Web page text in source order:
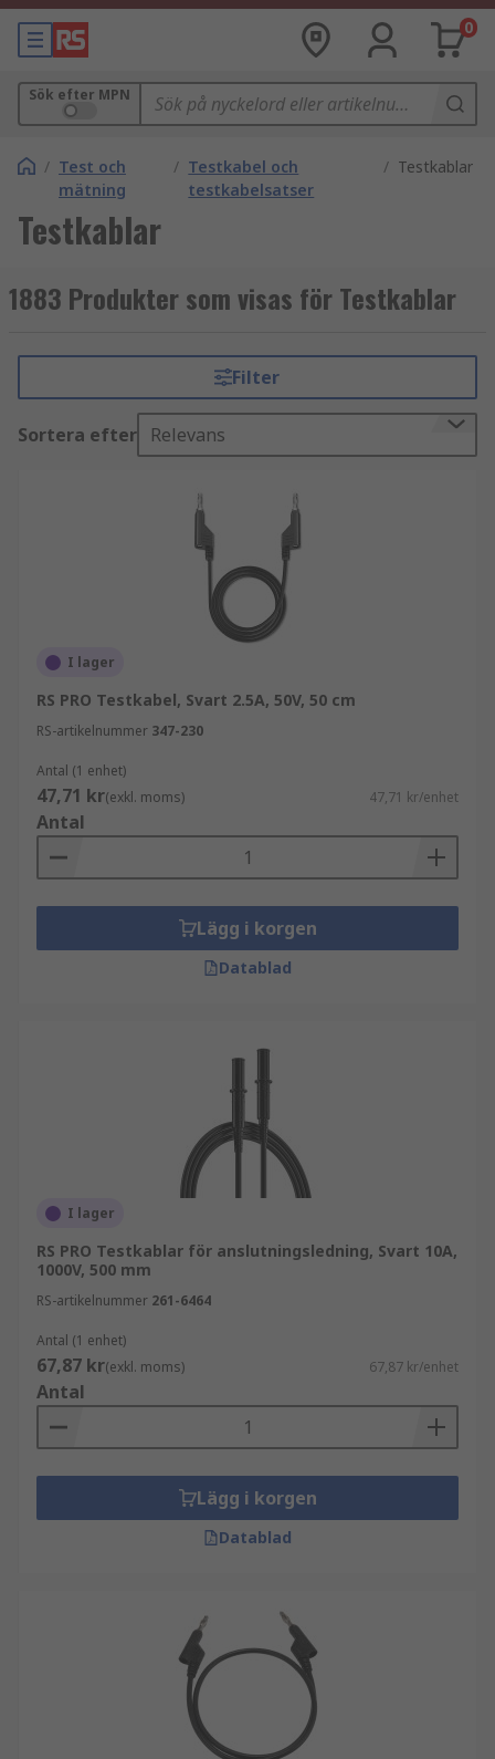
0
Sök efter MPN
/ Test och
mätning
/ Testkabel och
testkabelsatser
/ Testkablar
Testkablar
1883 Produkter som visas för Testkablar
Filter
Sortera efter Relevans
I lager
RS PRO Testkabel, Svart 2.5A, 50V, 50 cm
RS-artikelnummer 347-230
Antal (1 enhet)
47,71 kr(exkl. moms) 47,71 kr/enhet
Antal
Lägg i korgen
Datablad
I lager
RS PRO Testkablar för anslutningsledning, Svart 10A,
1000V, 500 mm
RS-artikelnummer 261-6464
Antal (1 enhet)
67,87 kr(exkl. moms) 67,87 kr/enhet
Antal
Lägg i korgen
Datablad